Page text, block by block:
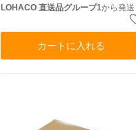
LOHACO 直送品グループ1から発送
カートに入れる